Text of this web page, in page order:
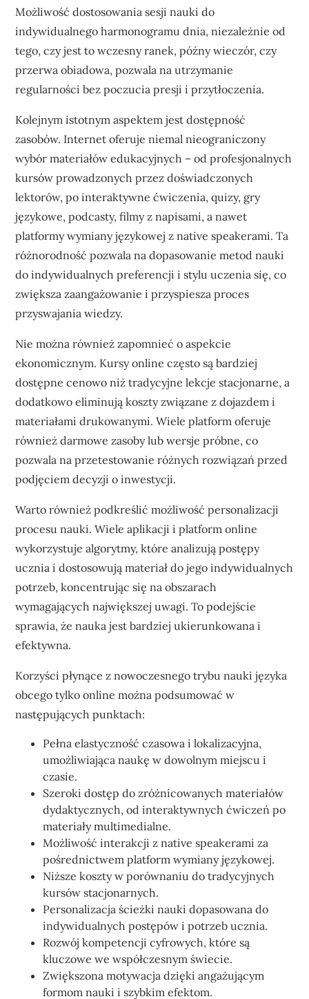
Możliwość dostosowania sesji nauki do
indywidualnego harmonogramu dnia, niezależnie od
tego, czy jest to wczesny ranek, późny wieczór, czy
przerwa obiadowa, pozwala na utrzymanie
regularności bez poczucia presji i przytłoczenia.
Kolejnym istotnym aspektem jest dostępność
zasobów. Internet oferuje niemal nieograniczony
wybór materiałów edukacyjnych – od profesjonalnych
kursów prowadzonych przez doświadczonych
lektorów, po interaktywne ćwiczenia, quizy, gry
językowe, podcasty, filmy z napisami, a nawet
platformy wymiany językowej z native speakerami. Ta
różnorodność pozwala na dopasowanie metod nauki
do indywidualnych preferencji i stylu uczenia się, co
zwiększa zaangażowanie i przyspiesza proces
przyswajania wiedzy.
Nie można również zapomnieć o aspekcie
ekonomicznym. Kursy online często są bardziej
dostępne cenowo niż tradycyjne lekcje stacjonarne, a
dodatkowo eliminują koszty związane z dojazdem i
materiałami drukowanymi. Wiele platform oferuje
również darmowe zasoby lub wersje próbne, co
pozwala na przetestowanie różnych rozwiązań przed
podjęciem decyzji o inwestycji.
Warto również podkreślić możliwość personalizacji
procesu nauki. Wiele aplikacji i platform online
wykorzystuje algorytmy, które analizują postępy
ucznia i dostosowują materiał do jego indywidualnych
potrzeb, koncentrując się na obszarach
wymagających największej uwagi. To podejście
sprawia, że nauka jest bardziej ukierunkowana i
efektywna.
Korzyści płynące z nowoczesnego trybu nauki języka
obcego tylko online można podsumować w
następujących punktach:
Pełna elastyczność czasowa i lokalizacyjna,
umożliwiająca naukę w dowolnym miejscu i
czasie.
Szeroki dostęp do zróżnicowanych materiałów
dydaktycznych, od interaktywnych ćwiczeń po
materiały multimedialne.
Możliwość interakcji z native speakerami za
pośrednictwem platform wymiany językowej.
Niższe koszty w porównaniu do tradycyjnych
kursów stacjonarnych.
Personalizacja ścieżki nauki dopasowana do
indywidualnych postępów i potrzeb ucznia.
Rozwój kompetencji cyfrowych, które są
kluczowe we współczesnym świecie.
Zwiększona motywacja dzięki angażującym
formom nauki i szybkim efektom.